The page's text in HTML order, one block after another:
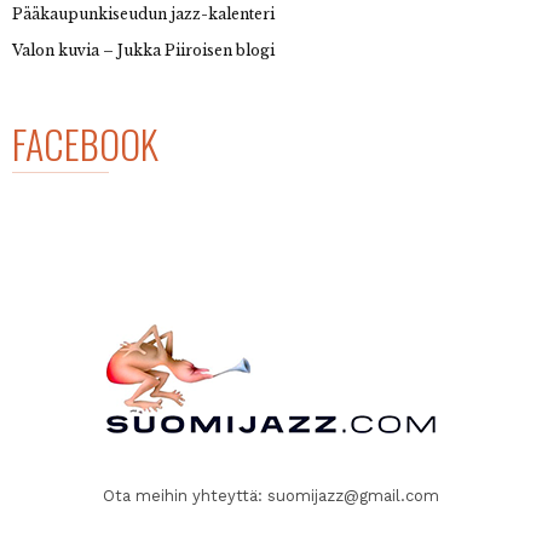
Pääkaupunkiseudun jazz-kalenteri
Valon kuvia – Jukka Piiroisen blogi
FACEBOOK
Ota meihin yhteyttä: suomijazz@gmail.com